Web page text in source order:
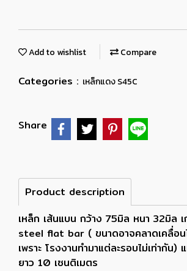
Add to wishlist Compare
Categories : เหล็กแดง S45C
Share
Product description
เหล็ก เส้นแบน กว้าง 75มิล หนา 32มิล
steel flat bar ( ขนาดอาจคลาดเคลื่อน
เพราะ โรงงานทำมาแต่ละรอบไม่เท่ากัน)
ยาว 10 เซนติเมตร